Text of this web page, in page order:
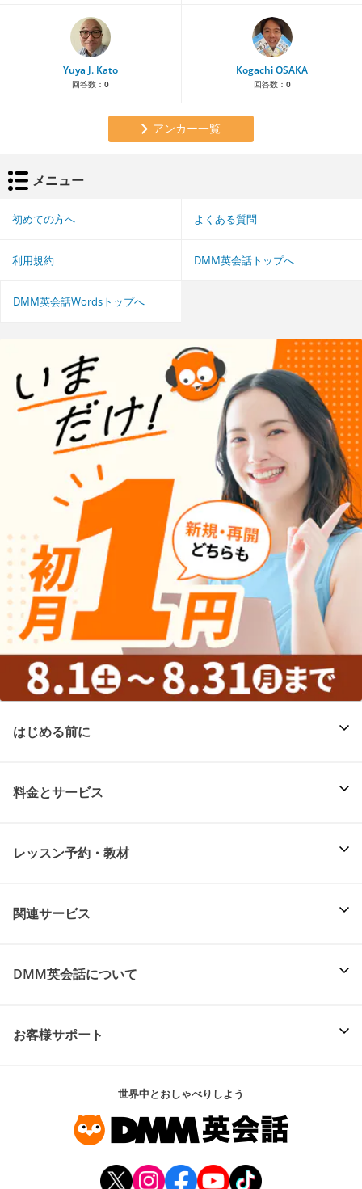
Yuya J. Kato
回答数： 0
Kogachi OSAKA
回答数： 0
アンカー一覧
メニュー
初めての方へ よくある質問
利用規約 DMM英会話トップへ
DMM英会話Wordsトップへ
はじめる前に
料金とサービス
レッスン予約・教材
関連サービス
DMM英会話について
お客様サポート
世界中とおしゃべりしよう